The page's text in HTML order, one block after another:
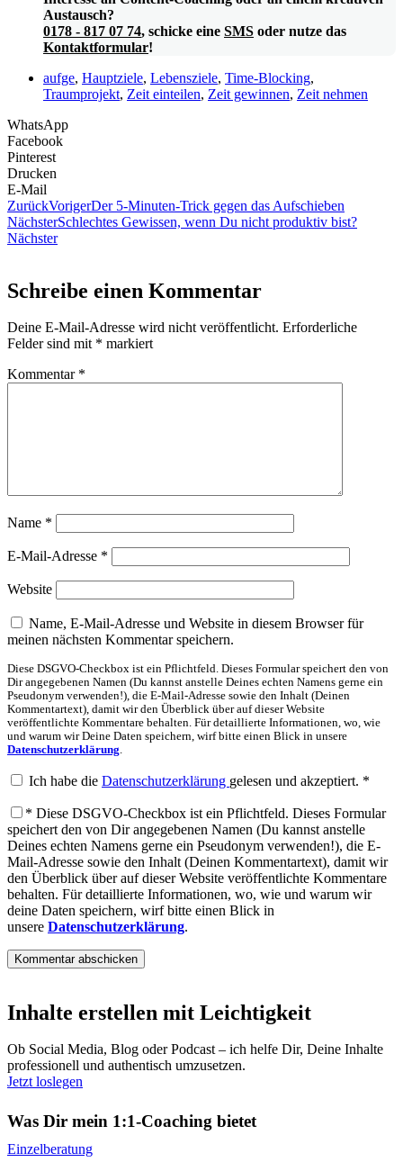
Austausch?
0178 - 817 07 74, schicke eine SMS oder nutze das
Kontaktformular!
aufge, Hauptziele, Lebensziele, Time-Blocking,
Traumprojekt, Zeit einteilen, Zeit gewinnen, Zeit nehmen
WhatsApp
Facebook
Pinterest
Drucken
E-Mail
ZurückVorigerDer 5-Minuten-Trick gegen das Aufschieben
NächsterSchlechtes Gewissen, wenn Du nicht produktiv bist?
Nächster
Schreibe einen Kommentar
Deine E-Mail-Adresse wird nicht veröffentlicht. Erforderliche
Felder sind mit * markiert
Kommentar *
Name *
E-Mail-Adresse *
Website
Name, E-Mail-Adresse und Website in diesem Browser für
meinen nächsten Kommentar speichern.
Diese DSGVO-Checkbox ist ein Pflichtfeld. Dieses Formular speichert den von
Dir angegebenen Namen (Du kannst anstelle Deines echten Namens gerne ein
Pseudonym verwenden!), die E-Mail-Adresse sowie den Inhalt (Deinen
Kommentartext), damit wir den Überblick über auf dieser Website
veröffentlichte Kommentare behalten. Für detaillierte Informationen, wo, wie
und warum wir Deine Daten speichern, wirf bitte einen Blick in unsere
Datenschutzerklärung.
Ich habe die Datenschutzerklärung gelesen und akzeptiert. *
* Diese DSGVO-Checkbox ist ein Pflichtfeld. Dieses Formular
speichert den von Dir angegebenen Namen (Du kannst anstelle
Deines echten Namens gerne ein Pseudonym verwenden!), die E-
Mail-Adresse sowie den Inhalt (Deinen Kommentartext), damit wir
den Überblick über auf dieser Website veröffentlichte Kommentare
behalten. Für detaillierte Informationen, wo, wie und warum wir
deine Daten speichern, wirf bitte einen Blick in
unsere Datenschutzerklärung.
Inhalte erstellen mit Leichtigkeit
Ob Social Media, Blog oder Podcast – ich helfe Dir, Deine Inhalte
professionell und authentisch umzusetzen.
Jetzt loslegen
Was Dir mein 1:1-Coaching bietet
Einzelberatung